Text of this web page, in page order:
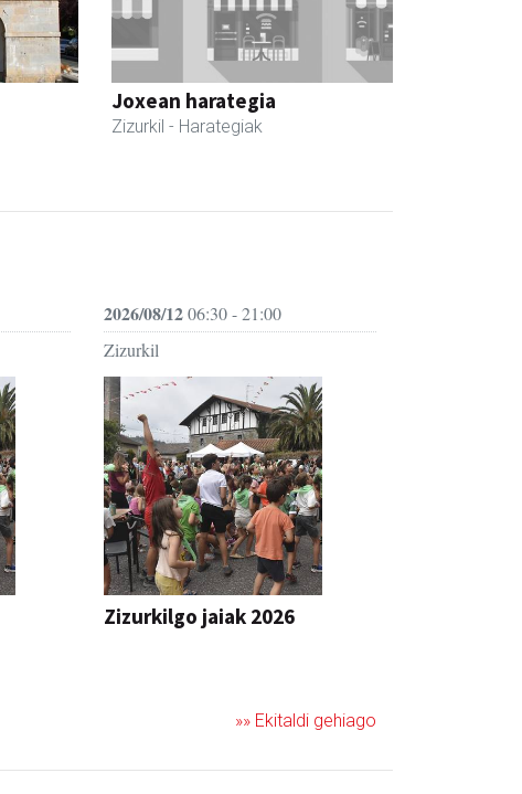
Joxean harategia
Zizurkil - Harategiak
2026/08/1206:30 - 21:00
Zizurkil
Zizurkilgo jaiak 2026
»» Ekitaldi gehiago